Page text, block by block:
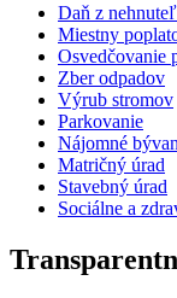
Daň z
Miestny
Osvedčovanie
Zber odpadov
Výrub stromov
Parkovanie
Nájomné
Matričný úrad
Stavebný úrad
Sociálne a